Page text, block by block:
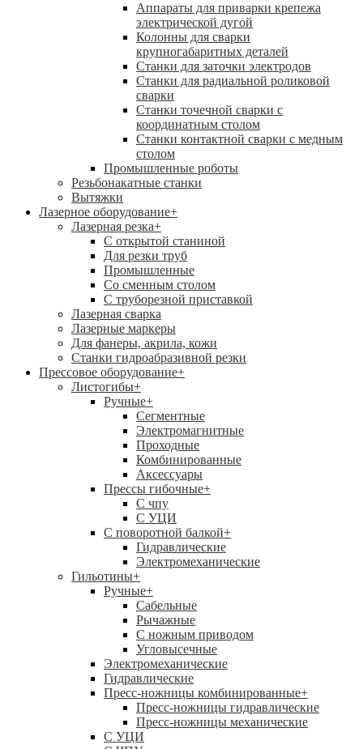
Аппараты для приварки крепежа
электрической дугой
Колонны для сварки
крупногабаритных деталей
Станки для заточки электродов
Станки для радиальной роликовой
сварки
Станки точечной сварки с
координатным столом
Станки контактной сварки с медным
столом
Промышленные роботы
Резьбонакатные станки
Вытяжки
Лазерное оборудование+
Лазерная резка+
С открытой станиной
Для резки труб
Промышленные
Со сменным столом
С труборезной приставкой
Лазерная сварка
Лазерные маркеры
Для фанеры, акрила, кожи
Станки гидроабразивной резки
Прессовое оборудование+
Листогибы+
Ручные+
Сегментные
Электромагнитные
Проходные
Комбинированные
Аксессуары
Прессы гибочные+
C чпу
С УЦИ
С поворотной балкой+
Гидравлические
Электромеханические
Гильотины+
Ручные+
Сабельные
Рычажные
С ножным приводом
Угловысечные
Электромеханические
Гидравлические
Пресс-ножницы комбинированные+
Пресс-ножницы гидравлические
Пресс-ножницы механические
С УЦИ